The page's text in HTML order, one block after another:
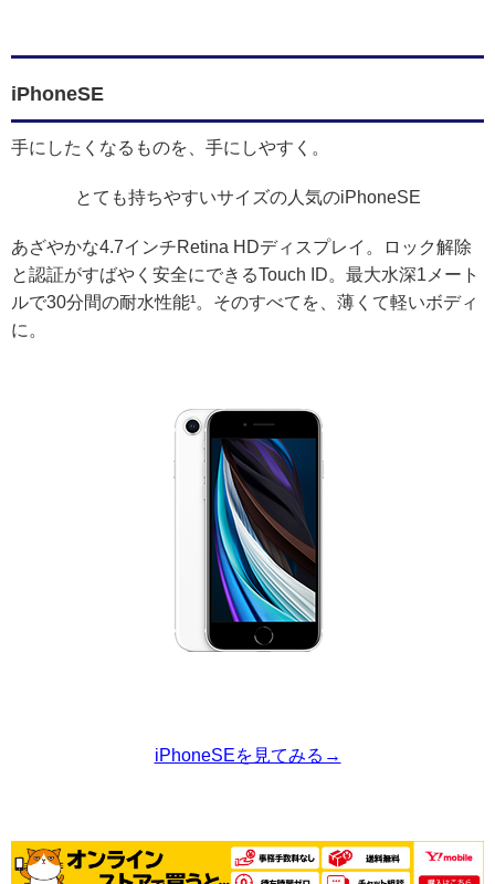
iPhoneSE
手にしたくなるものを、手にしやすく。
とても持ちやすいサイズの人気のiPhoneSE
あざやかな4.7インチRetina HDディスプレイ。ロック解除
と認証がすばやく安全にできるTouch ID。最大水深1メート
ルで30分間の耐水性能¹。そのすべてを、薄くて軽いボディ
に。
iPhoneSEを見てみる→